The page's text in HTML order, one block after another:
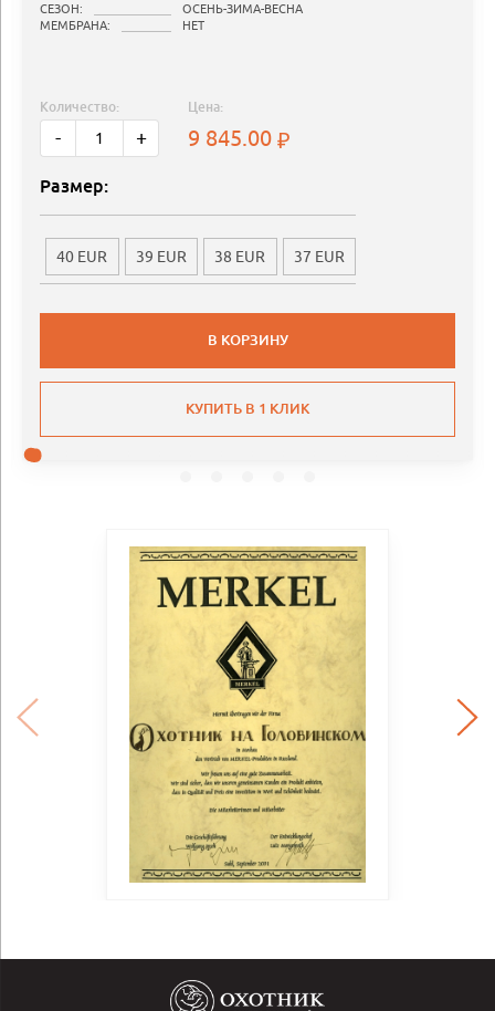
СЕЗОН:
ОСЕНЬ-ЗИМА-ВЕСНА
МЕМБРАНА:
НЕТ
Количество:
- +
Цена:
9 845.00
Размер:
40 EUR 39 EUR 38 EUR 37 EUR
В КОРЗИНУ
КУПИТЬ В 1 КЛИК